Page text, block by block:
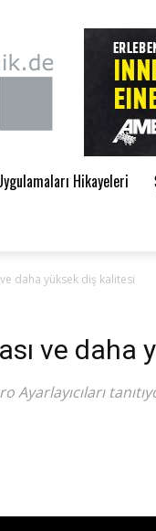
Hikayeleri
ve daha yüksek diş kalitesi
ve
Ayarlayıcıları